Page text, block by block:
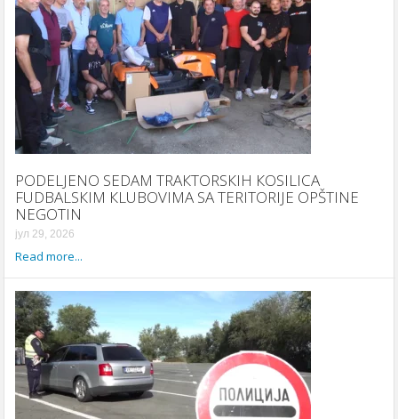
PODELJENO SEDAM TRAКTORSКIH КOSILICA
FUDBALSКIM КLUBOVIMA SA TERITORIJE OPŠTINE
NEGOTIN
јул 29, 2026
Read more...